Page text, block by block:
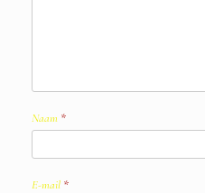
Naam *
E-mail *